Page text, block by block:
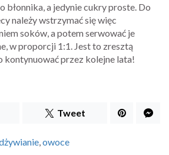
błonnika, a jedynie cukry proste. Do
należy wstrzymać się więc
soków, a potem serwować je
w proporcji 1:1. Jest to zresztą
przez kolejne lata!
Tweet
owoce